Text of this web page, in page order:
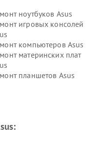
ноутбуков Asus
игровых консолей
компьютеров Asus
материнских плат
планшетов Asus